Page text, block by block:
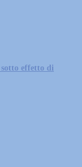
effetto di